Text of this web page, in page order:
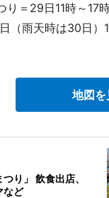
＝29日11時～17
（雨天時は30日
地図を
り」 飲食出店、
など